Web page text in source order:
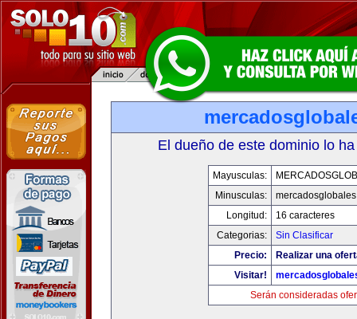
El dueño de este dominio lo
Mayusculas:
Minusculas:
Longitud:
16 caracteres
Categorias:
Sin Clasificar
Precio:
Realizar una
Visitar!
Serán consideradas